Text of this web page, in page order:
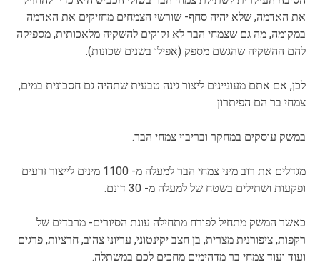
את האדמה, שלא יהיה סחף- שורשי הצמחים מחזיקים את האדמה
במקומה, מה גם שצמחי הבר לא זקוקים להשקיה מלאכותית, מספיקה
להם ההשקיה שהגשם מספק (אפילו בשנים שכונות).
לכן, אם אתם מעוניינים ליצור גינה טבעית שתהיה גם חסכונית במים,
צמחי בר הם הפיתרון.
במשק עוסקים במחקר ובריבוי צמחי הבר.
מגדלים את רוב מיני צמחי הבר למעלה מ- 1100 מינים לייצור זרעים
ופקעות ושתילים בשטח של למעלה מ- 30 דונם.
כאשר המשק מתחיל לפורח מתחילה עונת הסיורים- מרבדים של
רקפות, ציפורנית מצרית, בן חצב יקינטוני, עריוני צהוב, חרציות, פרגים
ועוד ועוד צמחי בר מדהימים מחכים לכם במשתלה.